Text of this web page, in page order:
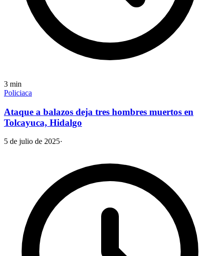
3 min
Policiaca
Ataque a balazos deja tres hombres muertos en
Tolcayuca, Hidalgo
5 de julio de 2025·